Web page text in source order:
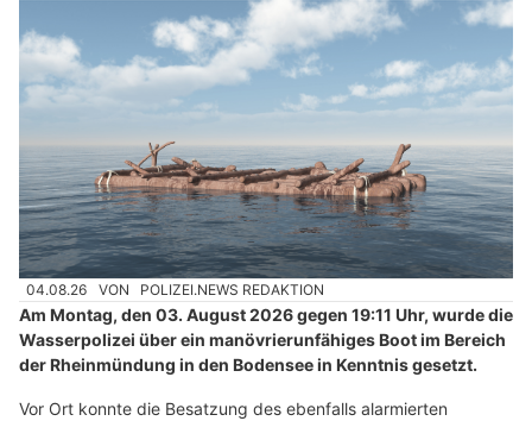
04.08.26 VON POLIZEI.NEWS REDAKTION
Am Montag, den 03. August 2026 gegen 19:11 Uhr, wurde die
Wasserpolizei über ein manövrierunfähiges Boot im Bereich
der Rheinmündung in den Bodensee in Kenntnis gesetzt.
Vor Ort konnte die Besatzung des ebenfalls alarmierten